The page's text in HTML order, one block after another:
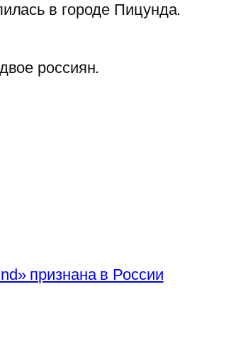
в городе Пицунда.
россиян.
признана в России